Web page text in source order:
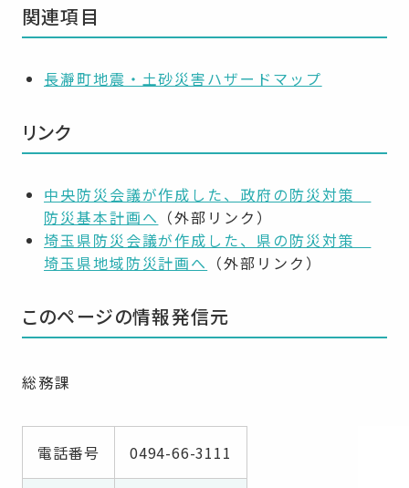
関連項目
長瀞町地震・土砂災害ハザードマップ
リンク
中央防災会議が作成した、政府の防災対策
防災基本計画へ （外部リンク）
埼玉県防災会議が作成した、県の防災対策
埼玉県地域防災計画へ （外部リンク）
このページの情報発信元
総務課
電話番号 0494-66-3111